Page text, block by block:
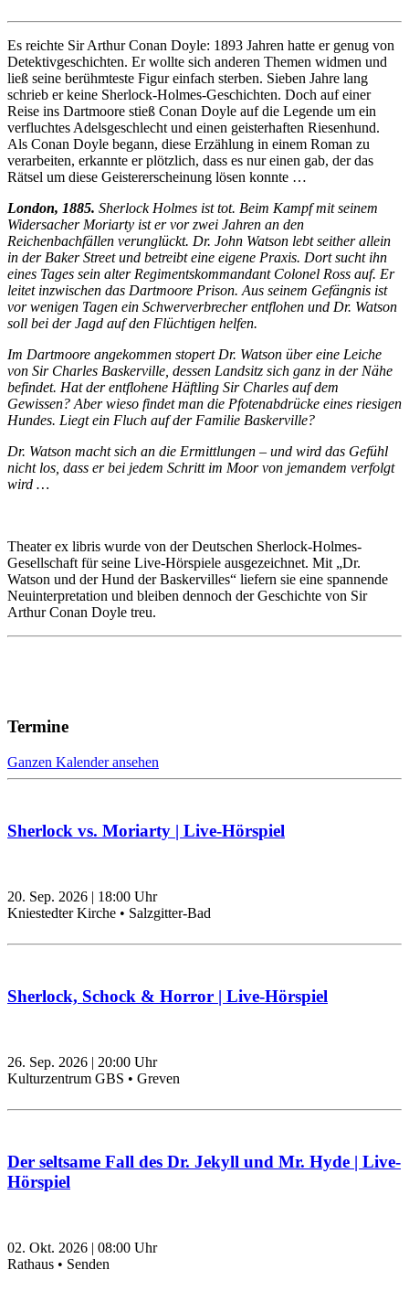
Es reichte Sir Arthur Conan Doyle: 1893 Jahren hatte er genug von
Detektivgeschichten. Er wollte sich anderen Themen widmen und
ließ seine berühmteste Figur einfach sterben. Sieben Jahre lang
schrieb er keine Sherlock-Holmes-Geschichten. Doch auf einer
Reise ins Dartmoore stieß Conan Doyle auf die Legende um ein
verfluchtes Adelsgeschlecht und einen geisterhaften Riesenhund.
Als Conan Doyle begann, diese Erzählung in einem Roman zu
verarbeiten, erkannte er plötzlich, dass es nur einen gab, der das
Rätsel um diese Geistererscheinung lösen konnte …
London, 1885. Sherlock Holmes ist tot. Beim Kampf mit seinem
Widersacher Moriarty ist er vor zwei Jahren an den
Reichenbachfällen verunglückt. Dr. John Watson lebt seither allein
in der Baker Street und betreibt eine eigene Praxis. Dort sucht ihn
eines Tages sein alter Regimentskommandant Colonel Ross auf. Er
leitet inzwischen das Dartmoore Prison. Aus seinem Gefängnis ist
vor wenigen Tagen ein Schwerverbrecher entflohen und Dr. Watson
soll bei der Jagd auf den Flüchtigen helfen.
Im Dartmoore angekommen stopert Dr. Watson über eine Leiche
von Sir Charles Baskerville, dessen Landsitz sich ganz in der Nähe
befindet. Hat der entflohene Häftling Sir Charles auf dem
Gewissen? Aber wieso findet man die Pfotenabdrücke eines riesigen
Hundes. Liegt ein Fluch auf der Familie Baskerville?
Dr. Watson macht sich an die Ermittlungen – und wird das Gefühl
nicht los, dass er bei jedem Schritt im Moor von jemandem verfolgt
wird …
Theater ex libris wurde von der Deutschen Sherlock-Holmes-
Gesellschaft für seine Live-Hörspiele ausgezeichnet. Mit „Dr.
Watson und der Hund der Baskervilles“ liefern sie eine spannende
Neuinterpretation und bleiben dennoch der Geschichte von Sir
Arthur Conan Doyle treu.
Termine
Ganzen Kalender ansehen
Sherlock vs. Moriarty | Live-Hörspiel
20. Sep. 2026 | 18:00 Uhr
Kniestedter Kirche • Salzgitter-Bad
Sherlock, Schock & Horror | Live-Hörspiel
26. Sep. 2026 | 20:00 Uhr
Kulturzentrum GBS • Greven
Der seltsame Fall des Dr. Jekyll und Mr. Hyde | Live-
Hörspiel
02. Okt. 2026 | 08:00 Uhr
Rathaus • Senden